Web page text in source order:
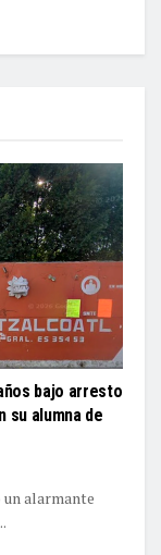
bajo arresto
su alumna de
un alarmante